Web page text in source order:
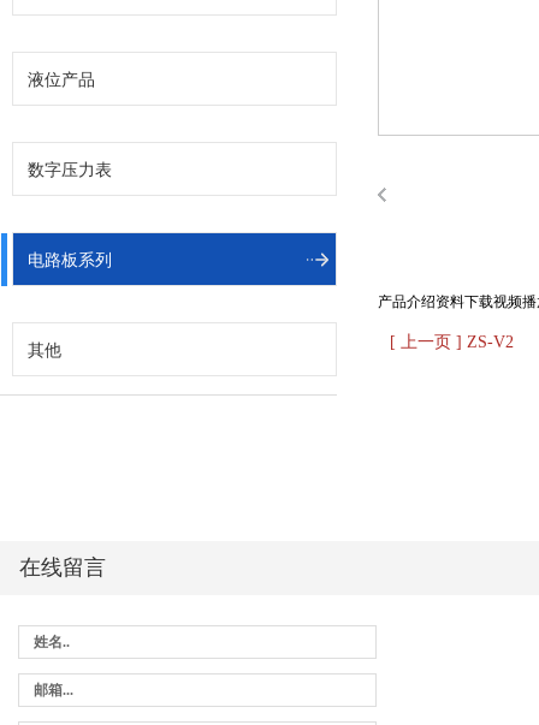
液位产品
数字压力表
电路板系列
其他
产品介绍资料下载视频
[ 上一页 ] ZS-V2
在线留言